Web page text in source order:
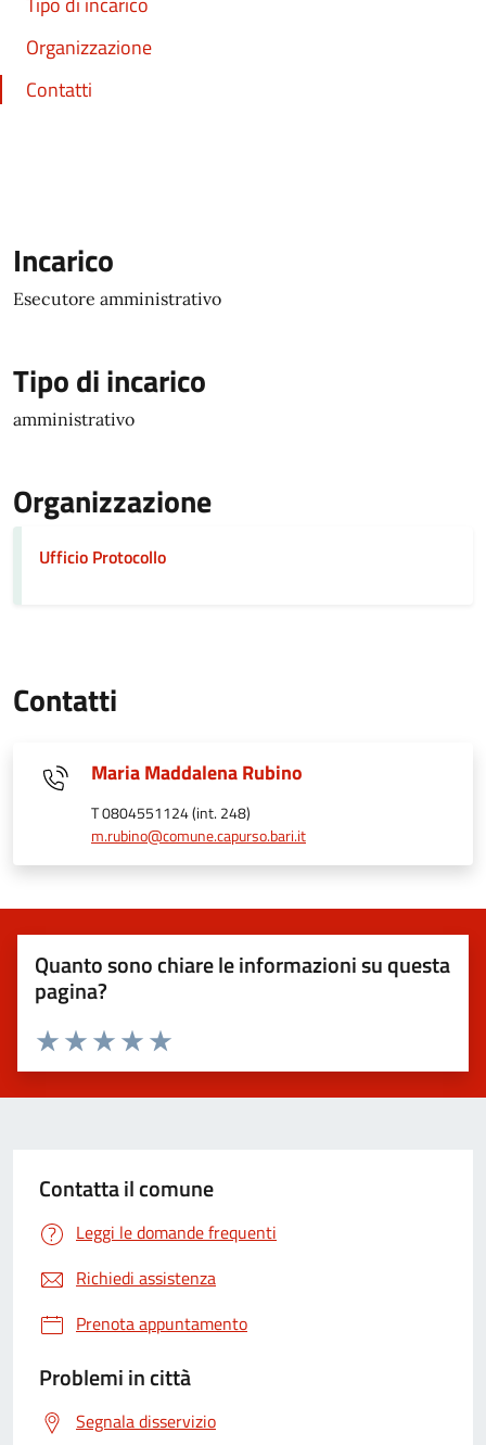
Organizzazione
Contatti
Incarico
Esecutore amministrativo
Tipo di incarico
amministrativo
Organizzazione
Ufficio Protocollo
Contatti
Maria Maddalena Rubino
T 0804551124 (int. 248)
m.rubino@comune.capurso.bari.it
Quanto sono chiare le informazioni su questa
pagina?
Valuta 5 stelle su 5
Valuta 4 stelle su 5
Valuta 3 stelle su 5
Valuta 2 stelle su 5
Valuta 1 stelle su 5
Contatta il comune
Leggi le domande frequenti
Richiedi assistenza
Prenota appuntamento
Problemi in città
Segnala disservizio